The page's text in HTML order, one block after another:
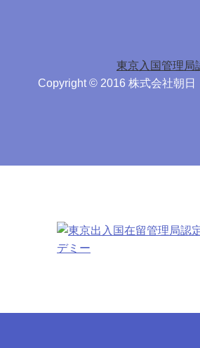
東京入国管理局
Copyright © 2016 株式会社朝